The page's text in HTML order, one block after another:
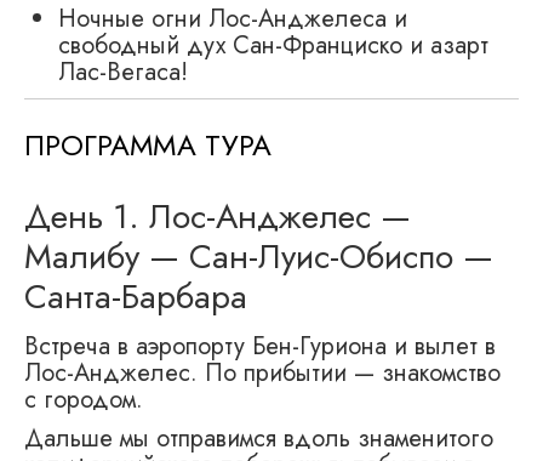
Ночные огни Лос-Анджелеса и
свободный дух Сан-Франциско и азарт
Лас-Вегаса!
ПРОГРАММА ТУРА
День 1. Лос-Анджелес —
Малибу — Сан-Луис-Обиспо —
Санта-Барбара
Встреча в аэропорту Бен-Гуриона и вылет в
Лос-Анджелес. По прибытии — знакомство
с городом.
Дальше мы отправимся вдоль знаменитого